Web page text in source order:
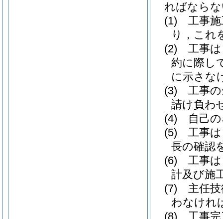
ればなら
(1)
工事
り，これ
(2)
工事
約に際し
に示さな
(3)
工事
請け負わ
(4)
自己
(5)
工事
長の確認
(6)
工事
計及び施
(7)
主任
わなけれ
(8)
工事